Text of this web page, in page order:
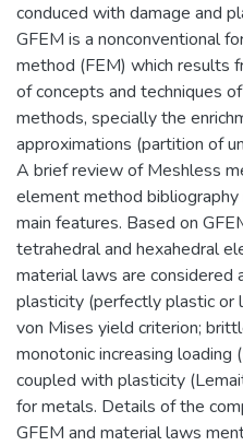
conduced with damage and
GFEM is a nonconventional
method (FEM) which results
of concepts and techniques
methods, specially the
approximations (partition of
A brief review of Meshless
element method
main features. Based on
tetrahedral and hexahedral
material laws are considered
plasticity (perfectly plastic or
von Mises yield criterion;
monotonic increasing loading
coupled with plasticity
for metals. Details of the
GFEM and material laws